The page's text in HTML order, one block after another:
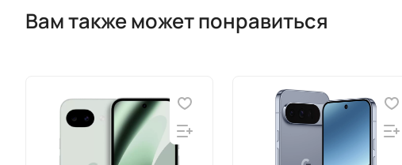
Вам также может понравиться